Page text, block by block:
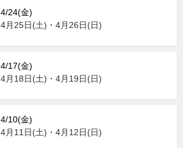
4/24(金)
4月25日(土)・4月26日(日)
4/17(金)
4月18日(土)・4月19日(日)
4/10(金)
4月11日(土)・4月12日(日)